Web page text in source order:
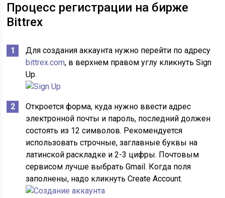
Процесс регистрации на бирже
Bittrex
Для создания аккаунта нужно перейти по адресу
bittrex.com, в верхнем правом углу кликнуть Sign
Up.
Откроется форма, куда нужно ввести адрес
электронной почты и пароль, последний должен
состоять из 12 символов. Рекомендуется
использовать строчные, заглавные буквы на
латинской раскладке и 2-3 цифры. Почтовым
сервисом лучше выбрать Gmail. Когда поля
заполнены, надо кликнуть Create Account.